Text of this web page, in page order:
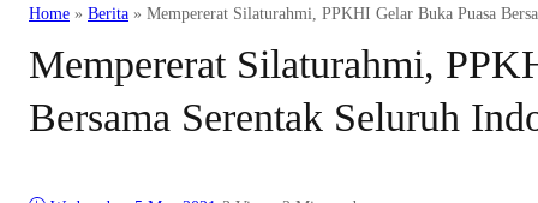
Home » Berita » Mempererat Silaturahmi, PPKHI Gelar Buka Puasa
Mempererat Silaturahmi,
Bersama Serentak Seluruh